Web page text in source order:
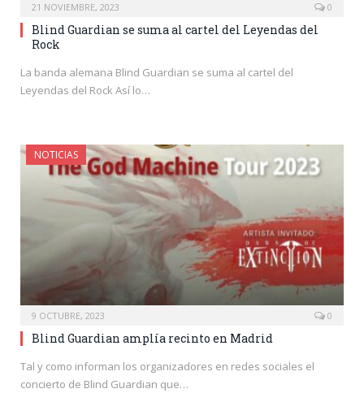
21 NOVIEMBRE, 2023 0
Blind Guardian se suma al cartel del Leyendas del
Rock
La banda alemana Blind Guardian se suma al cartel del
Leyendas del Rock Así lo…
NOTICIAS
9 OCTUBRE, 2023 0
Blind Guardian amplía recinto en Madrid
Tal y como informan los organizadores en redes sociales el
concierto de Blind Guardian que…